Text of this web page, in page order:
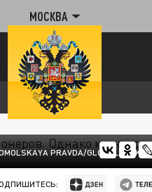
МОСКВА
PRAVDA/